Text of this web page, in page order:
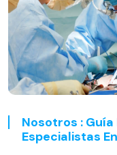
Nosotros :
Especialistas